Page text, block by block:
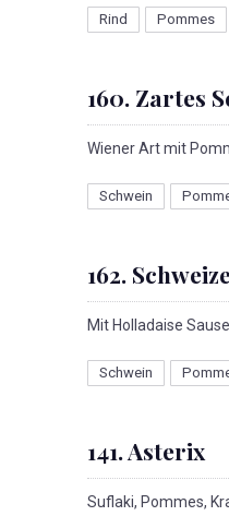
Rind Pommes
160. Zartes
Wiener Art mit
Schwein
162.
Mit Holladaise
Schwein
141. Asterix
Suflaki, Pommes,